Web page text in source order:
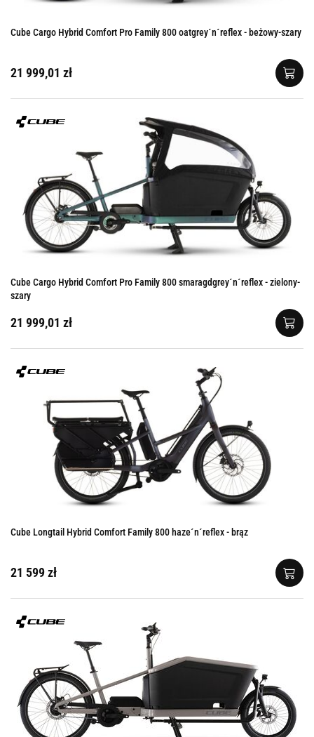
Cube Cargo Hybrid Comfort Pro Family 800 oatgrey´n´reflex - beżowy-szary
21 999,01 zł
Cube Cargo Hybrid Comfort Pro Family 800 smaragdgrey´n´reflex - zielony-
szary
21 999,01 zł
Cube Longtail Hybrid Comfort Family 800 haze´n´reflex - brąz
21 599 zł